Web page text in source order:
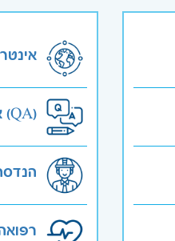
אבטחת איכות (QA)